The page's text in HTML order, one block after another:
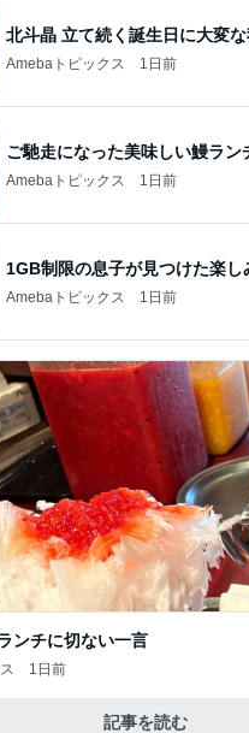
北斗晶 立て続く誕生日に大変
Amebaトピックス 1日前
ご馳走になった美味しい鰻ラン
Amebaトピックス 1日前
1GB制限の息子が見つけた楽し
Amebaトピックス 1日前
ンチに切ない一言
1日前
記事を読む